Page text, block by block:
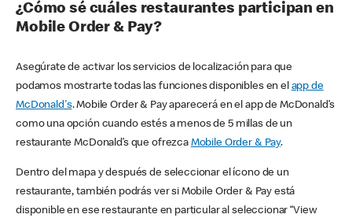
¿Cómo sé cuáles restaurantes participan en
Mobile Order & Pay?
Asegúrate de activar los servicios de localización para que
podamos mostrarte todas las funciones disponibles en el app de
McDonald's. Mobile Order & Pay aparecerá en el app de McDonald’s
como una opción cuando estés a menos de 5 millas de un
restaurante McDonald’s que ofrezca Mobile Order & Pay.
Dentro del mapa y después de seleccionar el ícono de un
restaurante, también podrás ver si Mobile Order & Pay está
disponible en ese restaurante en particular al seleccionar “View